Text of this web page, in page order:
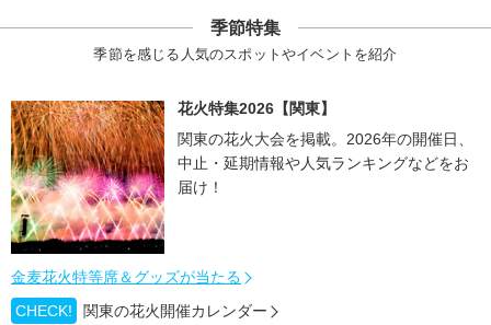
季節特集
季節を感じる人気のスポットやイベントを紹介
花火特集2026【関東】
関東の花火大会を掲載。2026年の開催日、
中止・延期情報や人気ランキングなどをお
届け！
金麦花火特等席＆グッズが当たる
CHECK!
関東の花火開催カレンダー